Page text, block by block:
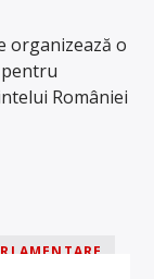
organizează o
României